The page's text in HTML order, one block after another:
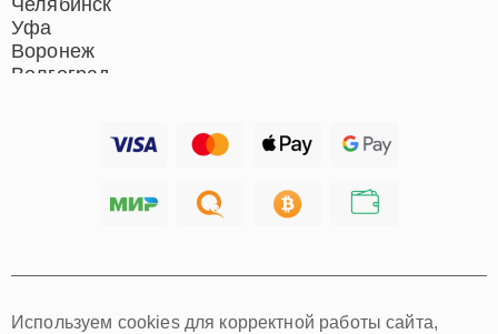
Челябинск
Уфа
Воронеж
Волгоград
Хабаровск
Используем cookies для корректной работы сайта,